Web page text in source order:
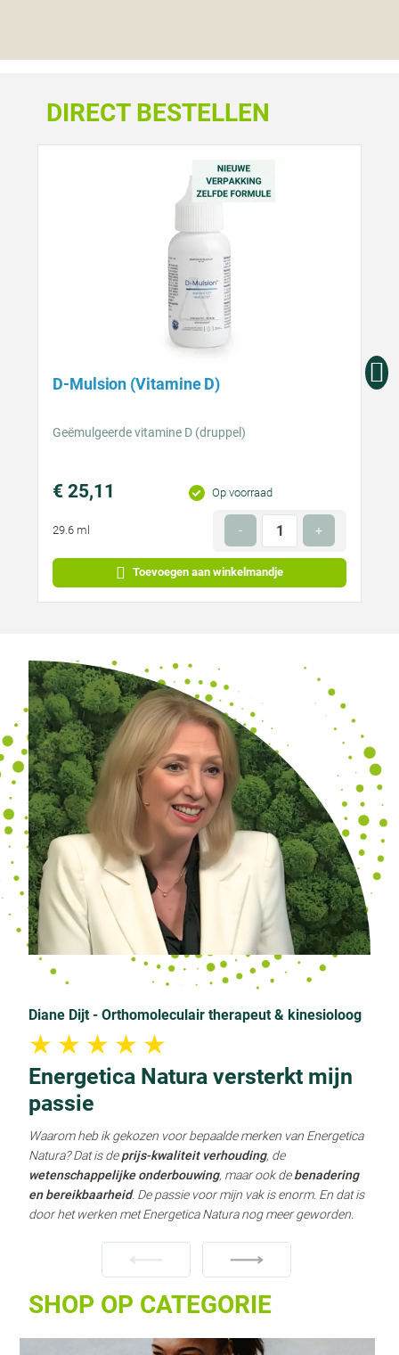
DIRECT BESTELLEN
D-Mulsion (Vitamine D)
Geëmulgeerde vitamine D (druppel)
Prijs
€ 25,11
per
Op voorraad
29.6 ml - Hoeveelheid
Optioneel
+
Toevoegen aan winkelmandje
Diane Dijt- Orthomoleculair therapeut & kinesioloog
★ ★ ★ ★ ★
Energetica Natura versterkt mijn
passie
Waarom heb ik gekozen voor bepaalde merken van Energetica
Natura? Dat is deprijs-kwaliteit verhouding, de
wetenschappelijke onderbouwing, maar ook debenadering
en bereikbaarheid. De passie voor mijn vak is enorm. En dat is
door het werken met Energetica Natura nog meer geworden.
SHOP OP CATEGORIE